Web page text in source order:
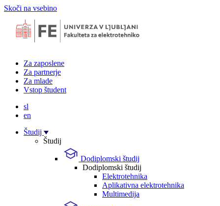
Skoči na vsebino
Za zaposlene
Za partnerje
Za mlade
Vstop študent
sl
en
Študij
Študij
Dodiplomski študij
Dodiplomski študij
Elektrotehnika
Aplikativna elektrotehnika
Multimedija